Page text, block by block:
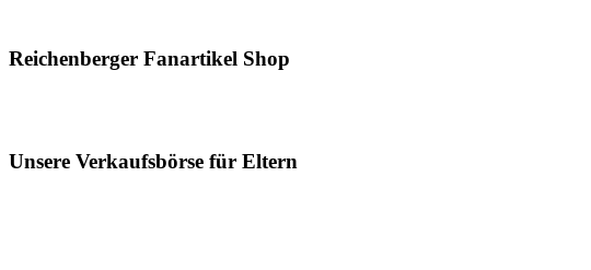
Reichenberger Fanartikel Shop
Unsere Verkaufsbörse für Eltern